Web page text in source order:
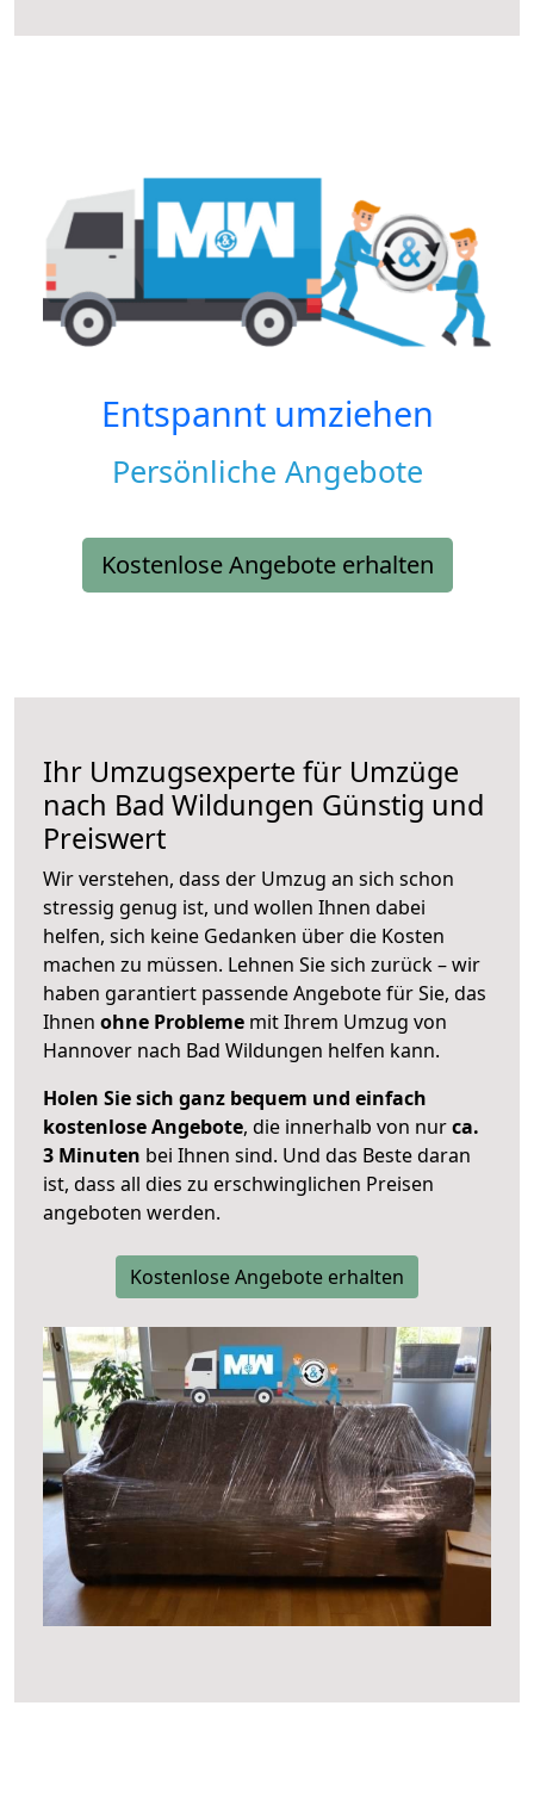
Entspannt umziehen
Persönliche Angebote
Kostenlose Angebote erhalten
Ihr Umzugsexperte für Umzüge
nach Bad Wildungen Günstig und
Preiswert
Wir verstehen, dass der Umzug an sich schon
stressig genug ist, und wollen Ihnen dabei
helfen, sich keine Gedanken über die Kosten
machen zu müssen. Lehnen Sie sich zurück – wir
haben garantiert passende Angebote für Sie, das
Ihnen ohne Probleme mit Ihrem Umzug von
Hannover nach Bad Wildungen helfen kann.
Holen Sie sich ganz bequem und einfach
kostenlose Angebote, die innerhalb von nurca.
3 Minuten bei Ihnen sind. Und das Beste daran
ist, dass all dies zu erschwinglichen Preisen
angeboten werden.
Kostenlose Angebote erhalten